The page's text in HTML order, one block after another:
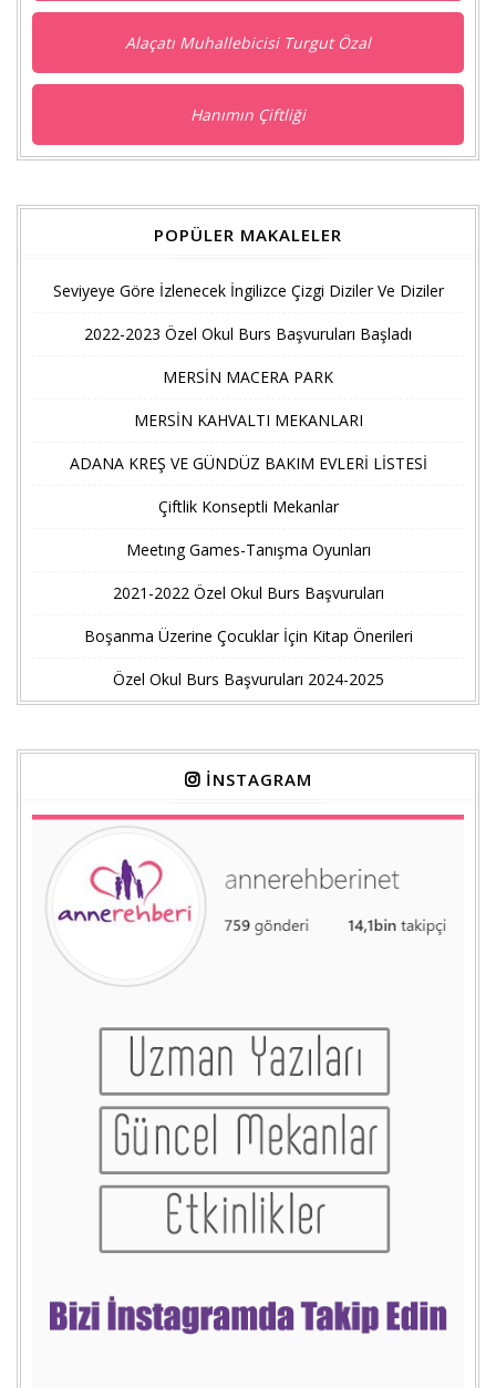
Alaçatı Muhallebicisi Turgut Özal
Hanımın Çiftliği
POPÜLER MAKALELER
Seviyeye Göre İzlenecek İngilizce Çizgi Diziler Ve Diziler
2022-2023 Özel Okul Burs Başvuruları Başladı
MERSİN MACERA PARK
MERSİN KAHVALTI MEKANLARI
ADANA KREŞ VE GÜNDÜZ BAKIM EVLERİ LİSTESİ
Çiftlik Konseptli Mekanlar
Meetıng Games-Tanışma Oyunları
2021-2022 Özel Okul Burs Başvuruları
Boşanma Üzerine Çocuklar İçin Kitap Önerileri
Özel Okul Burs Başvuruları 2024-2025
İNSTAGRAM